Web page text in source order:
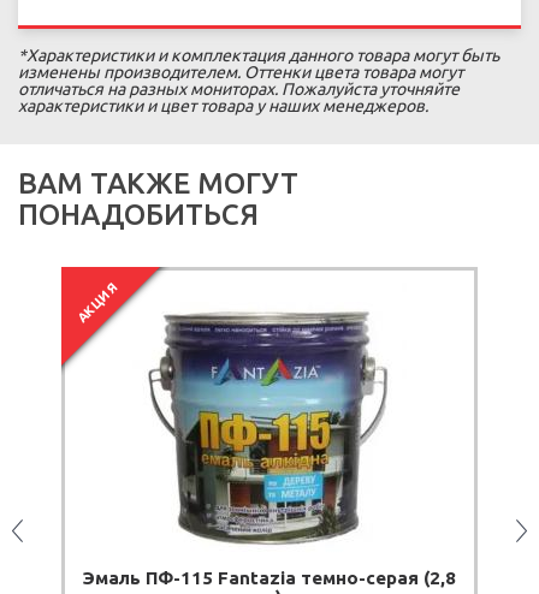
*Характеристики и комплектация данного товара могут быть
изменены производителем. Оттенки цвета товара могут
отличаться на разных мониторах. Пожалуйста уточняйте
характеристики и цвет товара у наших менеджеров.
ВАМ ТАКЖЕ МОГУТ
ПОНАДОБИТЬСЯ
АКЦИЯ
Эмаль ПФ-115 Fantazia темно-серая (2,8